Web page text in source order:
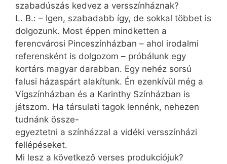
szabadúszás kedvez a versszínháznak?
L. B.: – Igen, szabadabb így, de sokkal többet is
dolgozunk. Most éppen mindketten a
ferencvárosi Pinceszínházban – ahol irodalmi
referensként is dolgozom – próbálunk egy
kortárs magyar darabban. Egy nehéz sorsú
falusi házaspárt alakítunk. Én ezenkívül még a
Vígszínházban és a Karinthy Színházban is
játszom. Ha társulati tagok lennénk, nehezen
tudnánk össze-
egyeztetni a színházzal a vidéki versszínházi
fellépéseket.
Mi lesz a következő verses produkciójuk?